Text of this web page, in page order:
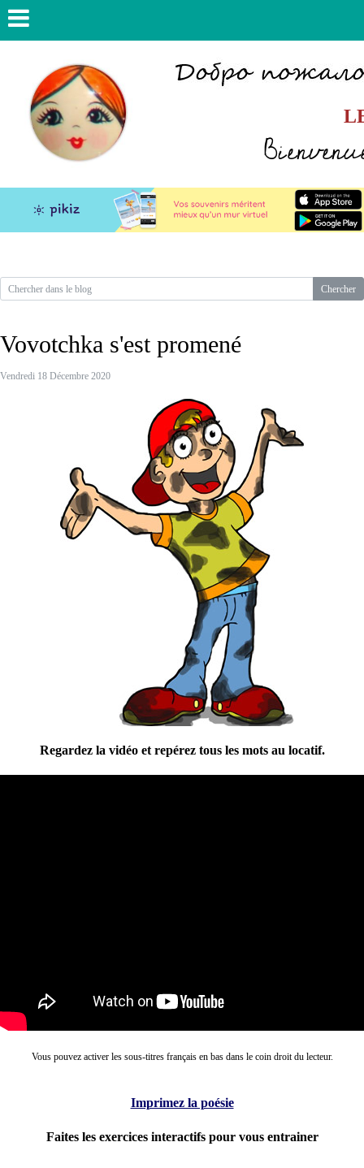
Vovotchka s'est promené
Vendredi 18 Décembre 2020
Regardez la vidéo et repérez tous les mots au locatif.
Vous pouvez activer les sous-titres français en bas dans le coin droit du lecteur.
Imprimez la poésie
Faites les exercices interactifs pour vous entrainer